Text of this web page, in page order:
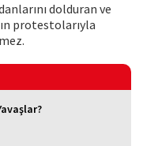
dolduran ve
protestolarıyla